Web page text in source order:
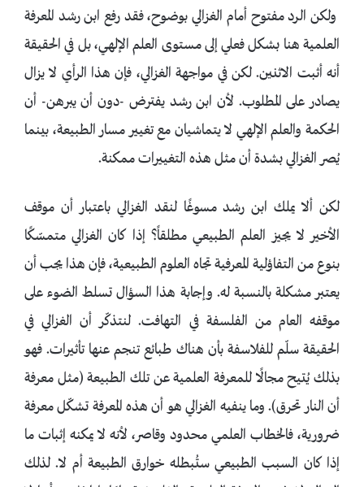
ولكن الرد مفتوح أمام الغزالي بوضوح، فقد رفع ابن رشد المعرفة
العلمية هنا بشكل فعلي إلى مستوى العلم الإلهي، بل في الحقيقة
أنه أثبت الاثنين. لكن في مواجهة الغزالي، فإن هذا الرأي لا يزال
يصادر على المطلوب. لأن ابن رشد يفترض -دون أن يبرهن- أن
الحكمة والعلم الإلهي لا يتماشيان مع تغيير مسار الطبيعة، بينما
يُصر الغزالي بشدة أن مثل هذه التغييرات ممكنة.
لكن ألا يملك ابن رشد مسوغًا لنقد الغزالي باعتبار أن موقف
الأخير لا يجيز العلم الطبيعي مطلقاً؟ إذا كان الغزالي متمسّكًا
بنوع من التفاؤلية المعرفية تجاه العلوم الطبيعية، فإن هذا يجب أن
يعتبر مشكلة بالنسبة له. وإجابة هذا السؤال تسلط الضوء على
موقفه العام من الفلسفة في التهافت. لنتذكّر أن الغزالي في
الحقيقة سلّم للفلاسفة بأن هناك طبائع تنجم عنها تأثيرات. فهو
بذلك يُتيح مجالًا للمعرفة العلمية عن تلك الطبيعة (مثل معرفة
أن النار تحرق). وما ينفيه الغزالي هو أن هذه المعرفة تشكّل معرفة
ضرورية، فالخطاب العلمي محدود وقاصر، لأنه لا يمكنه إثبات ما
إذا كان السبب الطبيعي ستُبطله خوارق الطبيعة أم لا. لذلك